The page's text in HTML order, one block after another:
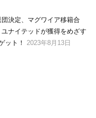
団決定、マグワイア移籍合
ナイテッドが獲得をめざす
ット！
2023年8月13日